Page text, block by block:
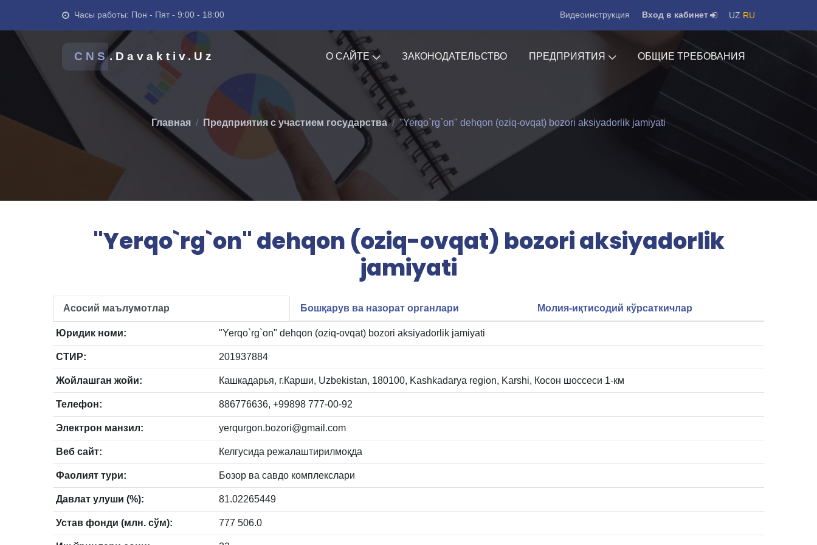
Часы работы: Пон - Пят - 9:00 - 18:00 Видеоинструкция Вход в кабинет UZ RU
CNS.Davaktiv.Uz О САЙТЕ ЗАКОНОДАТЕЛЬСТВО ПРЕДПРИЯТИЯ ОБЩИЕ ТРЕБОВАНИЯ
Главная Предприятия с участием государства "Yerqo`rg`on" dehqon (oziq-ovqat) bozori aksiyadorlik jamiyati
"Yerqo`rg`on" dehqon (oziq-ovqat) bozori aksiyadorlik
jamiyati
Асосий маълумотлар Бошқарув ва назорат органлари Молия-иқтисодий кўрсаткичлар
Юридик номи: "Yerqo`rg`on" dehqon (oziq-ovqat) bozori aksiyadorlik jamiyati
СТИР: 201937884
Жойлашган жойи: Кашкадарья, г.Карши, Uzbekistan, 180100, Kashkadarya region, Karshi, Косон шоссеси 1-км
Телефон: 886776636, +99898 777-00-92
Электрон манзил: yerqurgon.bozori@gmail.com
Веб сайт: Келгусида режалаштирилмоқда
Фаолият тури: Бозор ва савдо комплекслари
Давлат улуши (%): 81.02265449
Устав фонди (млн. сўм): 777 506.0